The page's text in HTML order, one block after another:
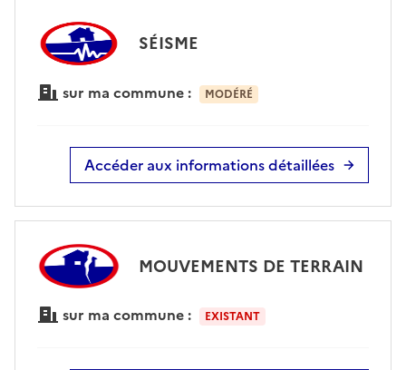
SÉISME
sur ma commune : MODÉRÉ
Accéder aux informations détaillées
MOUVEMENTS DE TERRAIN
sur ma commune : EXISTANT